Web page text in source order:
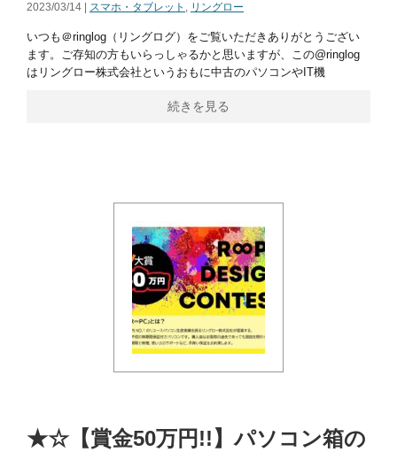
2023/03/14 | スマホ・タブレット , リングロー
いつも＠ringlog（リングログ）をご覧いただきありがとうござい
ます。ご存知の方もいらっしゃるかと思いますが、この@ringlog
はリングロー株式会社というおもに中古のパソコンやIT機
続きを見る
★☆【賞金50万円!!】パソコン箱の